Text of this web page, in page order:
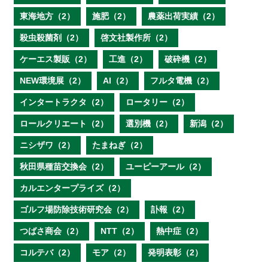
東海地方（2） 施肥（2） 農薬出荷実績（2）
殺虫殺菌剤（2） 啓文社製作所（2）
ケーエス製販（2） 工進（2） 破砕機（2）
NEW環境展（2） AI（2） フルタ電機（2）
インタートラクタ（2） ロータリー（2）
ロールクリエート（2） 選別機（2） 新潟（2）
ニシザワ（2） たまねぎ（2）
秋田県種苗交換会（2） ユーピーアール（2）
カルエンタープライズ（2）
ゴルフ場防除技術研究会（2） 訃報（2）
つばさ商会（2） NTT（2） 熱中症（2）
コルテバ（2） モア（2） 発明表彰（2）